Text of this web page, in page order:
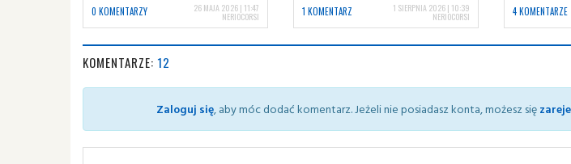
0 KOMENTARZY 26 MAJA 2026 | 11:47
NERIOCORSI 1 KOMENTARZ 1 SIERPNIA 2026 | 10:39
NERIOCORSI 4 KOMENTARZE
KOMENTARZE: 12
Zaloguj się, aby móc dodać komentarz. Jeżeli nie posiadasz konta, możesz się